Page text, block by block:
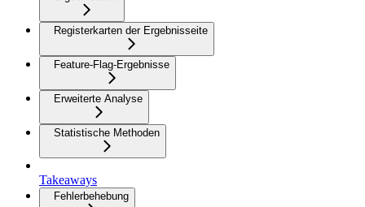
Registerkarten der Ergebnisseite
Feature-Flag-Ergebnisse
Erweiterte Analyse
Statistische Methoden
Takeaways
Fehlerbehebung